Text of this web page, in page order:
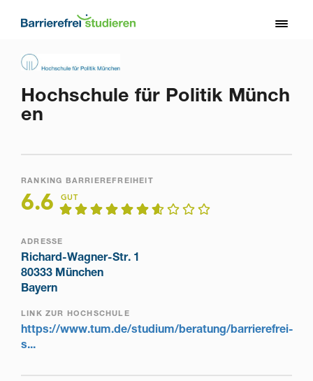
Hochschule für Politik Münch
en
RANKING BARRIEREFREIHEIT
6.6 GUT
ADRESSE
Richard-Wagner-Str. 1
80333 München
Bayern
LINK ZUR HOCHSCHULE
https://www.tum.de/studium/beratung/barrierefrei-
s...